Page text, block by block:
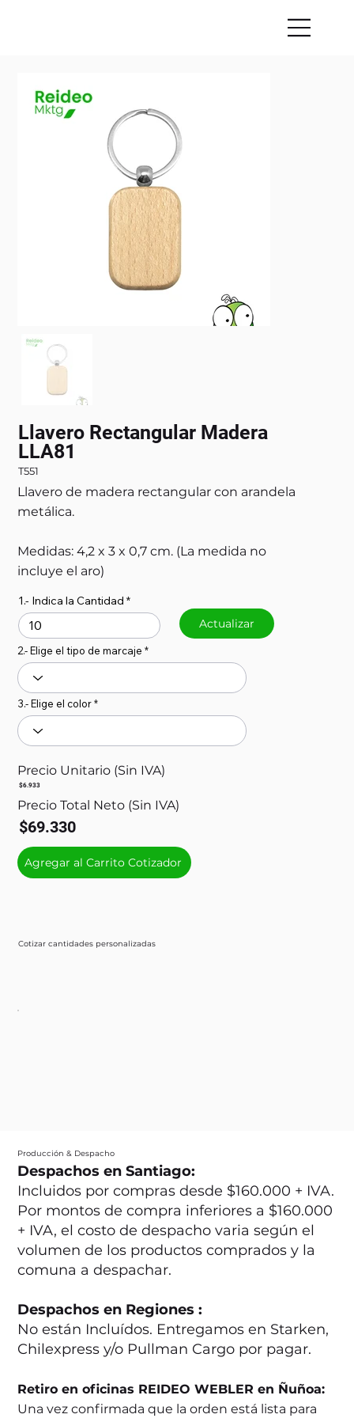
Llavero Rectangular Madera
LLA81
T551
Llavero de madera rectangular con arandela
metálica.
Medidas: 4,2 x 3 x 0,7 cm. (La medida no
incluye el aro)
Cotizar cantidades personalizadas
1.- Indica la Cantidad
Actualizar
2.- Elige el tipo de marcaje
3.- Elige el color
Precio Unitario (Sin IVA)
$6.933
Precio Total Neto (Sin IVA)
$69.330
Agregar al Carrito Cotizador
Producción & Despacho
Despachos en Santiago:
Incluidos por compras desde $160.000 + IVA.
Por montos de compra inferiores a $160.000
+ IVA, el costo de despacho varia según el
volumen de los productos comprados y la
comuna a despachar.
Despachos en Regiones :
No están Incluídos. Entregamos en Starken,
Chilexpress y/o Pullman Cargo por pagar.
Retiro en oficinas REIDEO WEBLER en Ñuñoa:
Una vez confirmada que la orden está lista para